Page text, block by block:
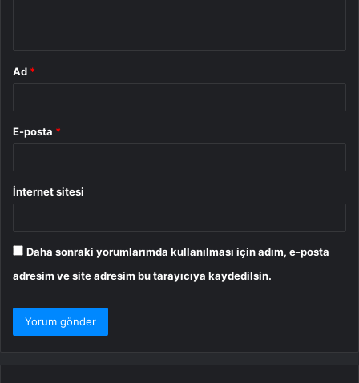
Ad *
E-posta *
İnternet sitesi
Daha sonraki yorumlarımda kullanılması için adım, e-posta
adresim ve site adresim bu tarayıcıya kaydedilsin.